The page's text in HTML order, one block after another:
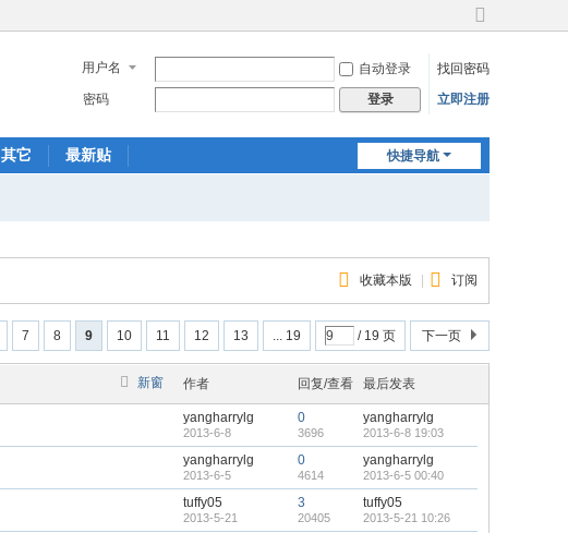
切
到
宽
用户名 自动登录
找回密码
密码
登录 立即注册
快捷导航
其它 最新贴
收藏本版 订阅
7 8 9 10 11 12 13 ... 19 / 19 页 下一页
新窗 作者 回复/查看 最后发表
yangharrylg
2013-6-8
0
3696
yangharrylg
2013-6-8 19:03
yangharrylg
2013-6-5
0
4614
yangharrylg
2013-6-5 00:40
tuffy05
2013-5-21
3
20405
tuffy05
2013-5-21 10:26